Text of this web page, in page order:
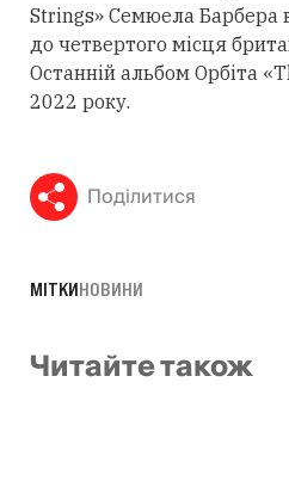
Strings» Семюела Барбера
до четвертого місця
Останній альбом Орбіта
2022 року.
Поділитися
МІТКИНОВИНИ
Читайте також